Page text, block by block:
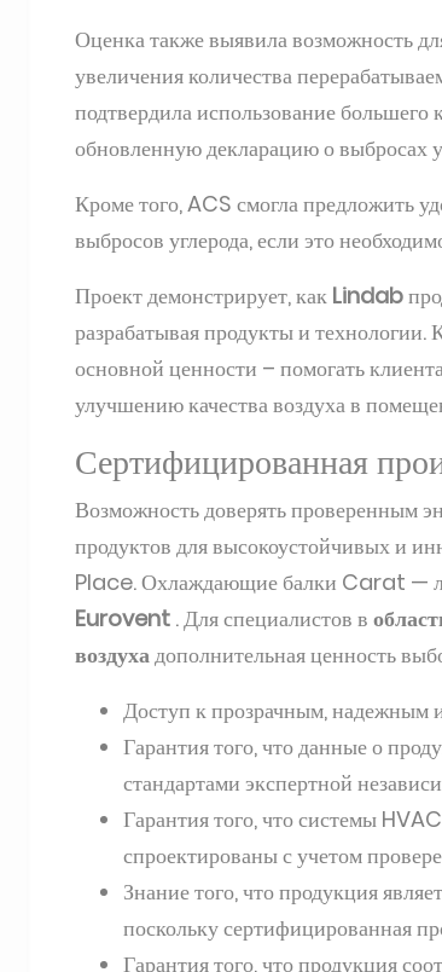
Оценка также выявила возможность
увеличения количества
подтвердила использование большего
обновленную декларацию о выбросах
Кроме того, ACS смогла предложить
выбросов углерода, если это
Проект демонстрирует, как Lindab
разрабатывая продукты и технологии.
основной ценности – помогать
улучшению качества воздуха в
Сертифицированная
Возможность доверять проверенным
продуктов для высокоустойчивых и
Place. Охлаждающие балки Carat —
Eurovent . Для специалистов в
воздухадополнительная ценность
Доступ к прозрачным, надежным
Гарантия того, что данные о
стандартами экспертной
Гарантия того, что системы
спроектированы с учетом
Знание того, что продукция
поскольку сертифицированная
Гарантия того, что продукция